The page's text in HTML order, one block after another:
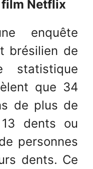
film Netflix
enquête
brésilien de
statistique
que 34
de plus de
dents ou
personnes
dents. Ce